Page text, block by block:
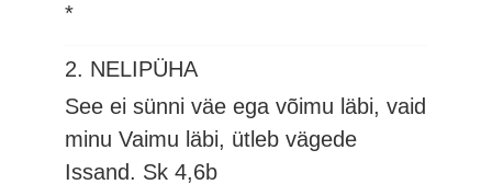
*
2. NELIPÜHA
See ei sünni väe ega võimu läbi, vaid
minu Vaimu läbi, ütleb vägede
Issand. Sk 4,6b